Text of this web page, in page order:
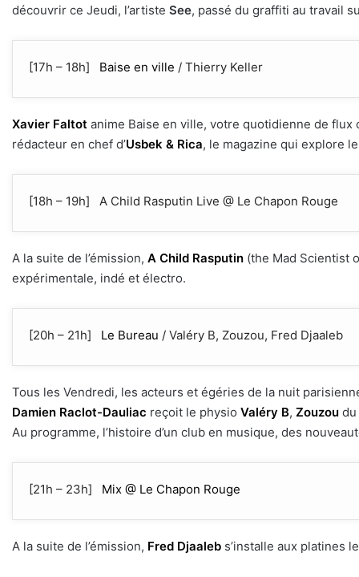
découvrir ce Jeudi, l’artiste See, passé du graffiti au travail
[17h – 18h] Baise en ville / Thierry Keller
Xavier Faltot anime Baise en ville, votre quotidienne de
rédacteur en chef d’Usbek & Rica, le magazine qui explore
[18h – 19h] A Child Rasputin Live @ Le Chapon Rouge
A la suite de l’émission, A Child Rasputin (the Mad Scientist
expérimentale, indé et électro.
[20h – 21h] Le Bureau / Valéry B, Zouzou, Fred Djaaleb
Tous les Vendredi, les acteurs et égéries de la nuit
Damien Raclot-Dauliac reçoit le physio Valéry B, Zouzou
Au programme, l’histoire d’un club en musique, des
[21h – 23h] Mix @ Le Chapon Rouge
A la suite de l’émission, Fred Djaaleb s’installe aux platines